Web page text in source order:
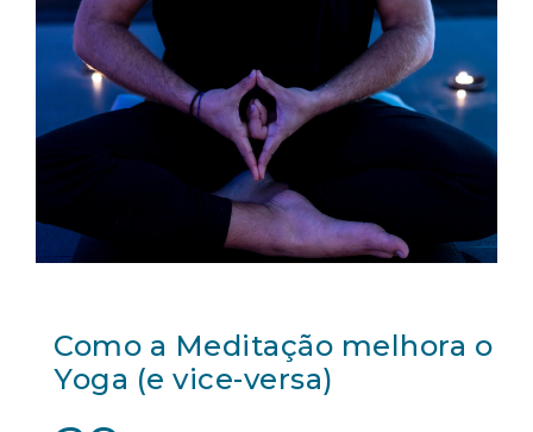
Como a Meditação melhora o
Yoga (e vice-versa)